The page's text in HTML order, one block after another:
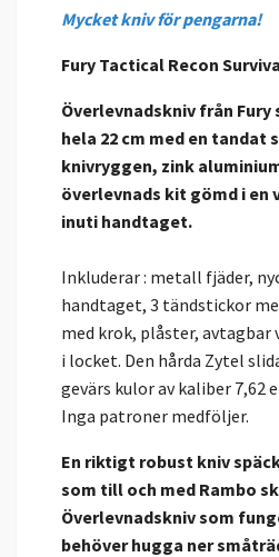
Mycket kniv för pengarna!
Fury Tactical Recon
Överlevnadskniv från
hela 22 cm med en tandat
knivryggen, zink
överlevnads kit gömd i
inuti handtaget.
Inkluderar : metall fjäder,
handtaget, 3 tändstickor
med krok, plåster,
i locket. Den hårda Zytel
gevärs kulor av kaliber 7,62
Inga patroner medföljer.
En riktigt robust kniv
som till och med Rambo
Överlevnadskniv som
behöver hugga ner